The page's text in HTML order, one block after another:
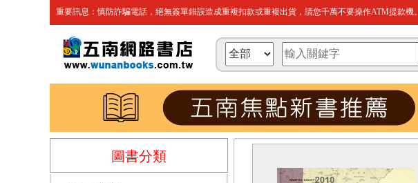
重要訊息：慎防詐騙電話，絕無簽單錯誤造成重複扣款或重複出貨，請您千萬不要操作ATM提款機。
圖書分類